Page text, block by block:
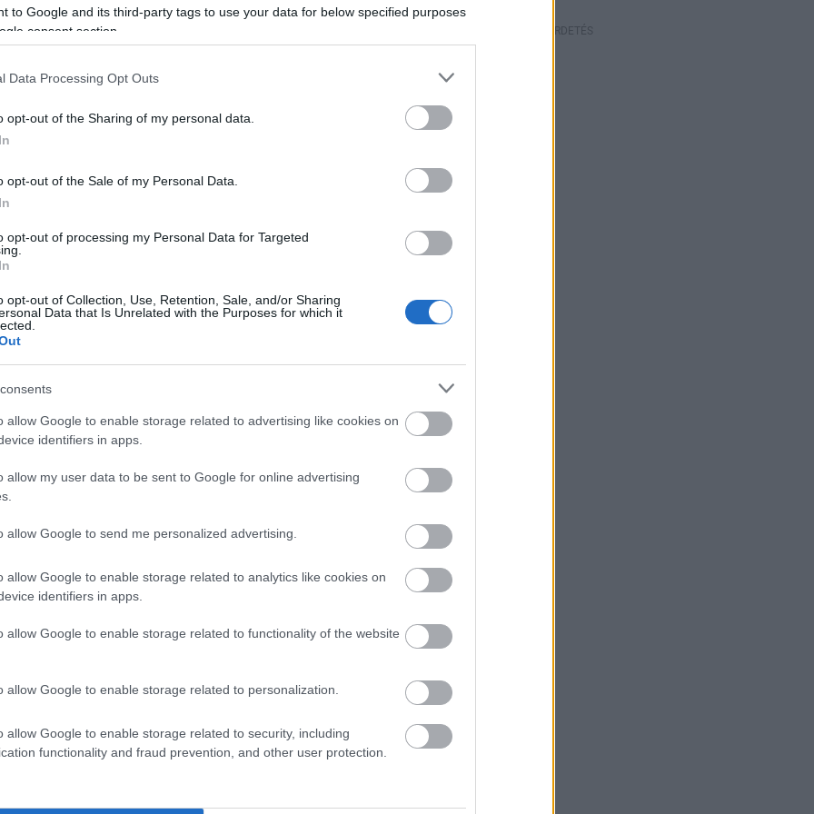
to Google and its third-party tags to use your data for below specified purposes
consent section.
Data Processing Opt Outs
opt-out of the Sharing of my personal data.
opt-out of the Sale of my Personal Data.
opt-out of processing my Personal Data for Targeted
opt-out of Collection, Use, Retention, Sale, and/or Sharing
Data that Is Unrelated with the Purposes for which it
allow Google to enable storage related to advertising like cookies on
identifiers in apps.
allow my user data to be sent to Google for online advertising
allow Google to send me personalized advertising.
allow Google to enable storage related to analytics like cookies on
identifiers in apps.
allow Google to enable storage related to functionality of the website
allow Google to enable storage related to personalization.
allow Google to enable storage related to security, including
functionality and fraud prevention, and other user protection.
víz kivételét igényli a folyóból, ez a valaha mért
is csupán alig tíz százalék feletti mértéket
másodpercenként) pedig kevesebb, mint 5
alapján semmilyen negatív hatása nincs és nem is
Celsius-fok feletti vízhőmérséklet
folyórészeken is kialakulhat időszakosan.
vagyis az úgynevezett gőz körfolyamatnak
hőmérsékletű víz áll rendelkezésre a kondenzáció
feletti teljesítménnyel képes termelni a
csökkenésre is van példa, hiszen a hűtésre
kiegyenlíti egymást, így ennek, az éves
ráadásul a teljes erőművi hatásfokot
százalékkal jobb megoldást jelent a hűtőtornyos
előírások határozzák meg, amelyeknek a
működésének legfontosabb alappillére, hogy
összes kibocsátása ennek megfelelően az
3 ezred részét teszi ki, a biztonságot pedig
HIRDETÉS